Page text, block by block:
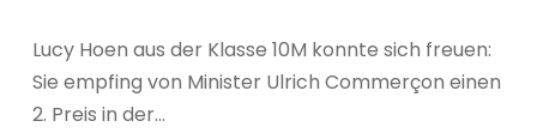
Lucy Hoen aus der Klasse 10M konnte sich freuen:
Sie empfing von Minister Ulrich Commerçon einen
2. Preis in der...